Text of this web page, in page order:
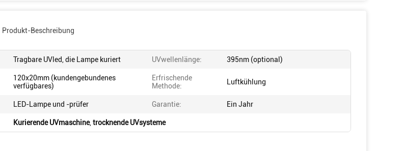
Produkt-Beschreibung
Tragbare UVled, die Lampe kuriert UVwellenlänge: 395nm (optional)
120x20mm (kundengebundenes
verfügbares)
Erfrischende
Methode:
Luftkühlung
LED-Lampe und -prüfer Garantie: Ein Jahr
Kurierende UVmaschine, trocknende UVsysteme